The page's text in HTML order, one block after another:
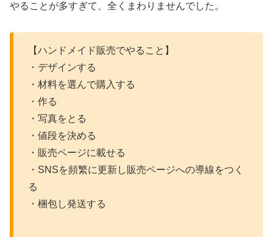
やることが多すぎて、全くまわりませんでした。
【ハンドメイド販売でやること】
・デザインする
・材料を選んで購入する
・作る
・写真をとる
・値段を決める
・販売ページに載せる
・SNSを頻繁に更新し販売ページへの導線をつく
る
・梱包し発送する